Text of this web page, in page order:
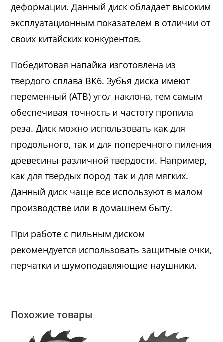
деформации. Данный диск обладает высоким
эксплуатационным показателем в отличии от
своих китайских конкурентов.
Победитовая напайка изготовлена из
твердого сплава ВК6. Зубья диска имеют
переменный (ATB) угол наклона, тем самым
обеспечивая точность и частоту пропила
реза. Диск можно использовать как для
продольного, так и для поперечного пиления
древесины различной твердости. Например,
как для твердых пород, так и для мягких.
Данный диск чаще все используют в малом
производстве или в домашнем быту.
При работе с пильным диском
рекомендуется использовать защитные очки,
перчатки и шумоподавляющие наушники.
Похожие товары